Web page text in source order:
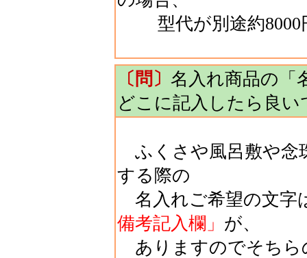
型代が別途約8000
〔問〕 名入れ商品の「
どこに記入したら良い
ふくさや風呂敷や念
する際の
名入れご希望の文字
備考記入欄」 が、
ありますのでそちら